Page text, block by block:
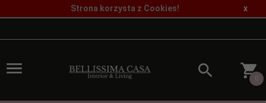
Strona korzysta z Cookies! x
0